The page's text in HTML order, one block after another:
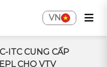
VN
ITC CUNG CẤP
CHO VTV